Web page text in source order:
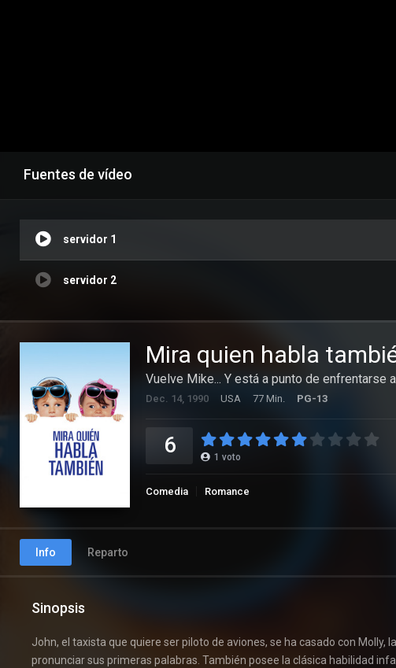
Fuentes de vídeo
servidor 1
servidor 2
Mira quien habla
Vuelve Mike... Y está a punto de enfrentarse
Dec. 14, 1990 USA 77 Min. PG-13
6 1 voto
Comedia Romance
Info Reparto
Sinopsis
John, el taxista que quiere ser piloto de aviones, se ha casado con Molly,
pronunciar sus primeras palabras. También posee la clásica habilidad